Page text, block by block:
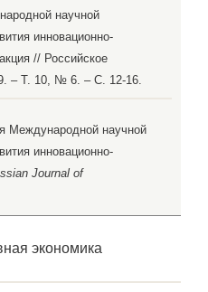
научной
инновационно-
// Российское
– Т. 10, № 6. – С. 12-16.
Международной научной
инновационно-
Journal of
экономика